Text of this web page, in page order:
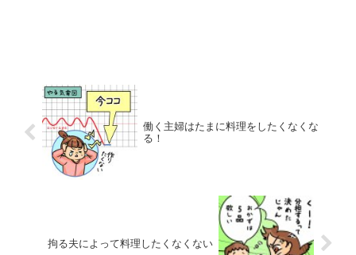
働く主婦はたまに料理をしたくなくな
る！
拘る夫によって料理したくなくない